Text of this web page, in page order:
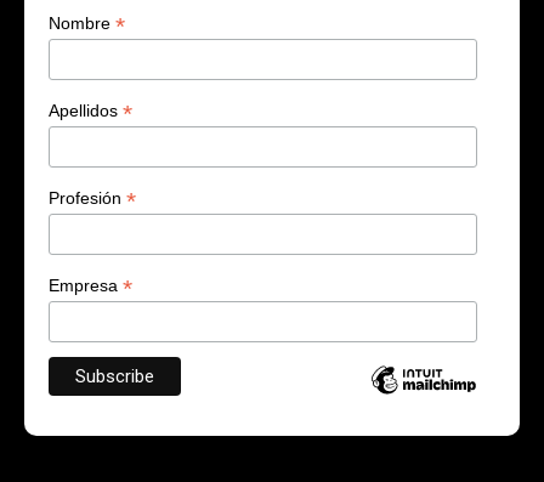
Nombre *
Apellidos *
Profesión *
Empresa *